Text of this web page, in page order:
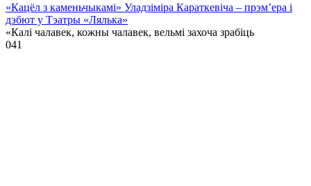
«Кацёл з каменьчыкамі» Уладзіміра Караткевіча – прэм’ера і
дэбют у Тэатры «Лялька»
«Калі чалавек, кожны чалавек, вельмі захоча зрабіць
041